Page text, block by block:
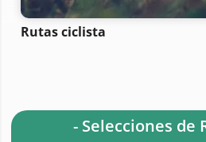
Rutas ciclista
- Selecciones de